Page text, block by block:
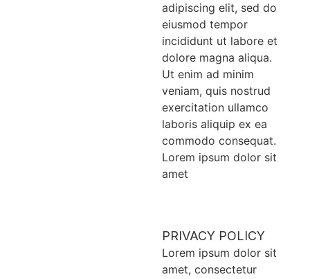
adipiscing elit, sed do
eiusmod tempor
incididunt ut labore et
dolore magna aliqua.
Ut enim ad minim
veniam, quis nostrud
exercitation ullamco
laboris aliquip ex ea
commodo consequat.
Lorem ipsum dolor sit
amet
PRIVACY POLICY
Lorem ipsum dolor sit
amet, consectetur